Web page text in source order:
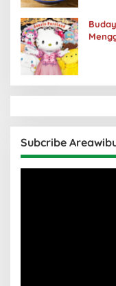
Subcribe